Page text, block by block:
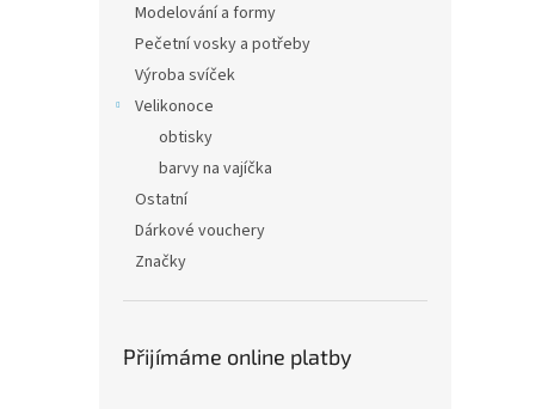
Modelování a formy
Pečetní vosky a potřeby
Výroba svíček
Velikonoce
obtisky
barvy na vajíčka
Ostatní
Dárkové vouchery
Značky
Přijímáme online platby